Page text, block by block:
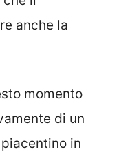
anche la
momento
di un
in